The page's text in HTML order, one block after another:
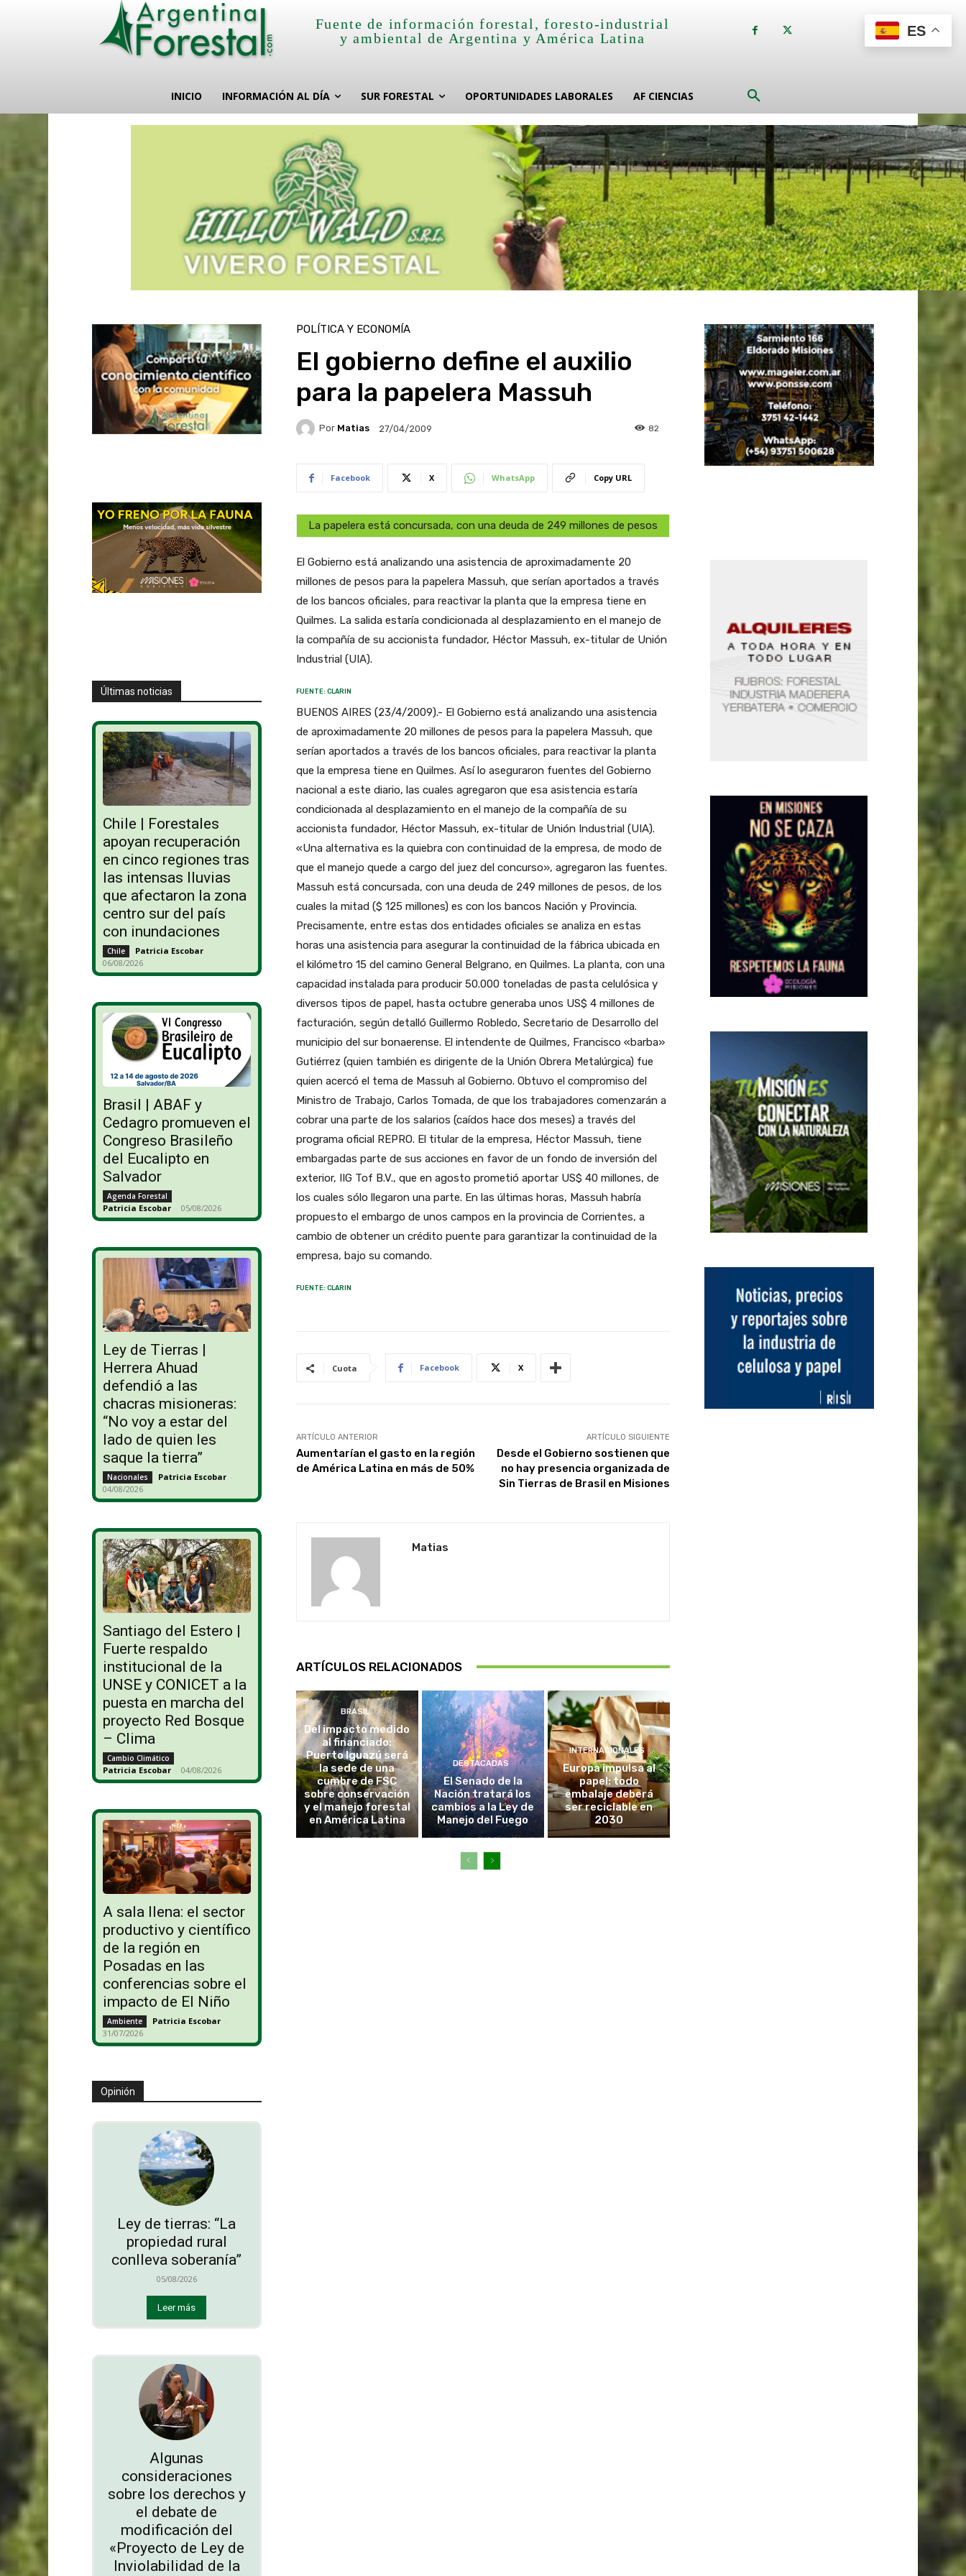
Fuente de información forestal, foresto-industrial
y ambiental de Argentina y América Latina
INICIO INFORMACIÓN AL DÍA SUR FORESTAL OPORTUNIDADES LABORALES AF CIENCIAS
Últimas noticias
Chile | Forestales
apoyan recuperación
en cinco regiones tras
las intensas lluvias
que afectaron la zona
centro sur del país
con inundaciones
Chile Patricia Escobar -
06/08/2026
Brasil | ABAF y
Cedagro promueven el
Congreso Brasileño
del Eucalipto en
Salvador
Agenda Forestal
Patricia Escobar - 05/08/2026
Ley de Tierras |
Herrera Ahuad
defendió a las
chacras misioneras:
“No voy a estar del
lado de quien les
saque la tierra”
Nacionales Patricia Escobar -
04/08/2026
Santiago del Estero |
Fuerte respaldo
institucional de la
UNSE y CONICET a la
puesta en marcha del
proyecto Red Bosque
– Clima
Cambio Climático
Patricia Escobar - 04/08/2026
A sala llena: el sector
productivo y científico
de la región en
Posadas en las
conferencias sobre el
impacto de El Niño
Ambiente Patricia Escobar -
31/07/2026
Opinión
Ley de tierras: “La
propiedad rural
conlleva soberanía”
05/08/2026
Leer más
Algunas
consideraciones
sobre los derechos y
el debate de
modificación del
«Proyecto de Ley de
Inviolabilidad de la
POLÍTICA Y ECONOMÍA
El gobierno define el auxilio
para la papelera Massuh
Por Matias 27/04/2009 82
Facebook X WhatsApp Copy URL
La papelera está concursada, con una deuda de 249 millones de pesos
El Gobierno está analizando una asistencia de aproximadamente 20
millones de pesos para la papelera Massuh, que serían aportados a través
de los bancos oficiales, para reactivar la planta que la empresa tiene en
Quilmes. La salida estaría condicionada al desplazamiento en el manejo de
la compañía de su accionista fundador, Héctor Massuh, ex-titular de Unión
Industrial (UIA).
FUENTE: CLARIN
BUENOS AIRES (23/4/2009).- El Gobierno está analizando una asistencia
de aproximadamente 20 millones de pesos para la papelera Massuh, que
serían aportados a través de los bancos oficiales, para reactivar la planta
que la empresa tiene en Quilmes. Así lo aseguraron fuentes del Gobierno
nacional a este diario, las cuales agregaron que esa asistencia estaría
condicionada al desplazamiento en el manejo de la compañía de su
accionista fundador, Héctor Massuh, ex-titular de Unión Industrial (UIA).
«Una alternativa es la quiebra con continuidad de la empresa, de modo de
que el manejo quede a cargo del juez del concurso», agregaron las fuentes.
Massuh está concursada, con una deuda de 249 millones de pesos, de los
cuales la mitad ($ 125 millones) es con los bancos Nación y Provincia.
Precisamente, entre estas dos entidades oficiales se analiza en estas
horas una asistencia para asegurar la continuidad de la fábrica ubicada en
el kilómetro 15 del camino General Belgrano, en Quilmes. La planta, con una
capacidad instalada para producir 50.000 toneladas de pasta celulósica y
diversos tipos de papel, hasta octubre generaba unos US$ 4 millones de
facturación, según detalló Guillermo Robledo, Secretario de Desarrollo del
municipio del sur bonaerense. El intendente de Quilmes, Francisco «barba»
Gutiérrez (quien también es dirigente de la Unión Obrera Metalúrgica) fue
quien acercó el tema de Massuh al Gobierno. Obtuvo el compromiso del
Ministro de Trabajo, Carlos Tomada, de que los trabajadores comenzarán a
cobrar una parte de los salarios (caídos hace dos meses) a través del
programa oficial REPRO. El titular de la empresa, Héctor Massuh, tiene
embargadas parte de sus acciones en favor de un fondo de inversión del
exterior, IIG Tof B.V., que en agosto prometió aportar US$ 40 millones, de
los cuales sólo llegaron una parte. En las últimas horas, Massuh habría
propuesto el embargo de unos campos en la provincia de Corrientes, a
cambio de obtener un crédito puente para garantizar la continuidad de la
empresa, bajo su comando.
FUENTE: CLARIN
Cuota Facebook X
ARTÍCULO ANTERIOR
Aumentarían el gasto en la región
de América Latina en más de 50%
ARTÍCULO SIGUIENTE
Desde el Gobierno sostienen que
no hay presencia organizada de
Sin Tierras de Brasil en Misiones
Matias
ARTÍCULOS RELACIONADOS
BRASIL
Del impacto medido
al financiado:
Puerto Iguazú será
la sede de una
cumbre de FSC
sobre conservación
y el manejo forestal
en América Latina
DESTACADAS
El Senado de la
Nación tratará los
cambios a la Ley de
Manejo del Fuego
INTERNACIONALES
Europa impulsa al
papel: todo
embalaje deberá
ser reciclable en
2030
ES